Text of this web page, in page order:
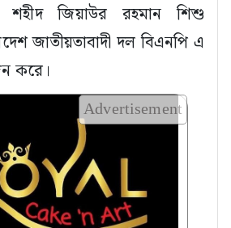
শহীদ জিয়াউর রহমান শিশু
জাতীয়তাবাদী দল বিএনপি এ
করে।
Advertisement